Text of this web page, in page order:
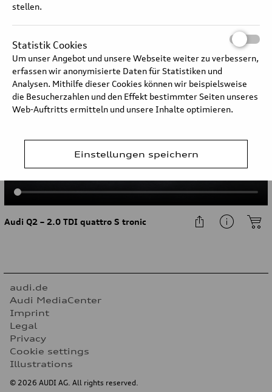
Audi Q2 – 2.0 TDI quattro S tronic
audi.de
Audi MediaCenter
Imprint
Legal
Privacy
Cookie settings
Illustrations
© 2026 AUDI AG. All rights reserved.
stellen.
Statistik Cookies
Um unser Angebot und unsere Webseite weiter zu verbessern,
erfassen wir anonymisierte Daten für Statistiken und
Analysen. Mithilfe dieser Cookies können wir beispielsweise
die Besucherzahlen und den Effekt bestimmter Seiten unseres
Web-Auftritts ermitteln und unsere Inhalte optimieren.
Einstellungen speichern